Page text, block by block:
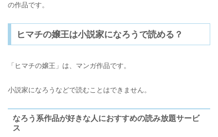
の作品です。
ヒマチの嬢王は小説家になろうで読める？
「ヒマチの嬢王」は、マンガ作品です。
小説家になろうなどで読むことはできません。
なろう系作品が好きな人におすすめの読み放題サービ
ス